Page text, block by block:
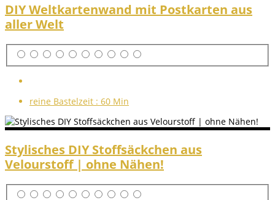
DIY Weltkartenwand mit Postkarten aus
aller Welt
reine Bastelzeit : 60 Min
Stylisches DIY Stoffsäckchen aus
Velourstoff | ohne Nähen!